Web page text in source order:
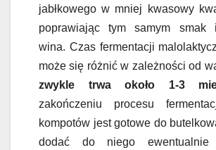
jabłkowego w mniej kwasowy
poprawiając tym samym smak
wina. Czas fermentacji
może się różnić w zależności od
zwykle trwa około 1-3
zakończeniu procesu
kompotów jest gotowe do
dodać do niego